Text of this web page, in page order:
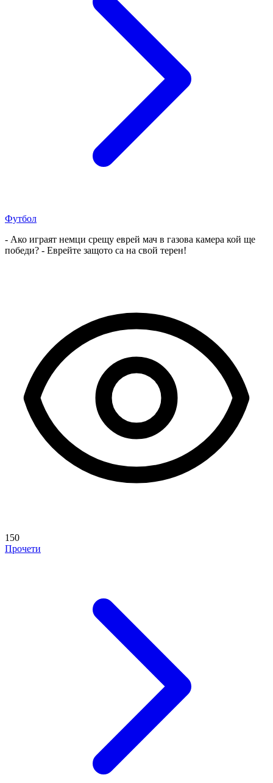
Футбол
- Ако играят немци срещу еврей мач в газова камера кой ще
победи? - Еврейте защото са на свой терен!
150
Прочети